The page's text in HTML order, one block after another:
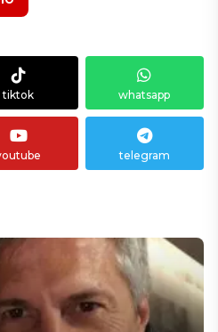
tiktok whatsapp
telegram